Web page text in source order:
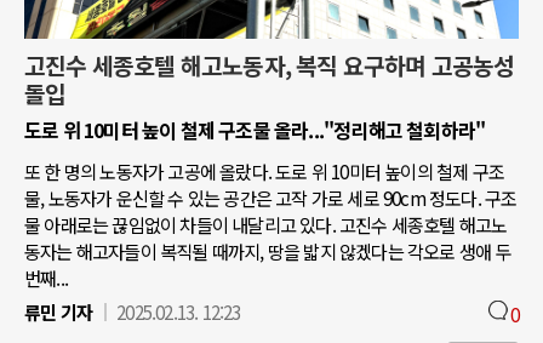
고진수 세종호텔 해고노동자, 복직 요구하며 고공농성
돌입
도로 위 10미터 높이 철제 구조물 올라..."정리해고 철회하라"
또 한 명의 노동자가 고공에 올랐다. 도로 위 10미터 높이의 철제 구조
물, 노동자가 운신할 수 있는 공간은 고작 가로 세로 90cm 정도다. 구조
물 아래로는 끊임없이 차들이 내달리고 있다. 고진수 세종호텔 해고노
동자는 해고자들이 복직될 때까지, 땅을 밟지 않겠다는 각오로 생애 두
번째...
류민 기자
2025.02.13. 12:23 0